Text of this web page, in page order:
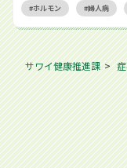
ホルモン 婦人病
サワイ健康推進課